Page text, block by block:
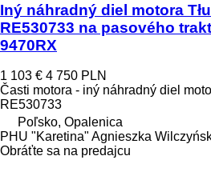
Iný náhradný diel motora
RE530733 na pasového
9470RX
1 103 € 4 750 PLN
Časti motora - iný náhradný diel
RE530733
Poľsko, Opalenica
PHU "Karetina" Agnieszka
Obráťte sa na predajcu